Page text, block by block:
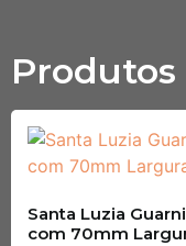
Santa Luzia
com 70mm